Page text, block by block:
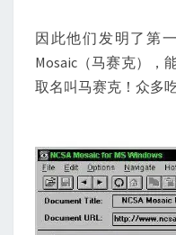
因此他们发明了第
Mosaic（马赛克），
取名叫马赛克！众多